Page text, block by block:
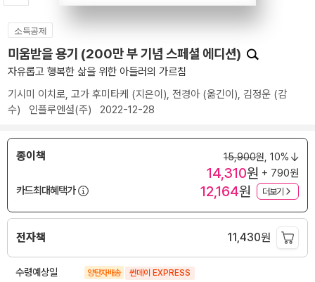
소득공제
미움받을 용기 (200만 부 기념 스페셜 에디션)
자유롭고 행복한 삶을 위한 아들러의 가르침
기시미 이치로, 고가 후미타케 (지은이), 전경아 (옮긴이), 김정운 (감
수) 인플루엔셜(주) 2022-12-28
종이책 15,900원, 10%
14,310원 + 790원
카드최대혜택가
12,164원 더보기
전자책 11,430원
수령예상일 양탄자배송 썬데이 EXPRESS